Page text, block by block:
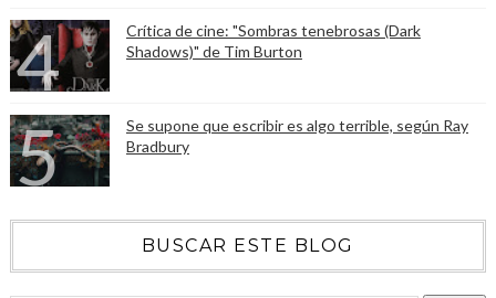
Crítica de cine: "Sombras tenebrosas (Dark
Shadows)" de Tim Burton
Se supone que escribir es algo terrible, según Ray
Bradbury
BUSCAR ESTE BLOG